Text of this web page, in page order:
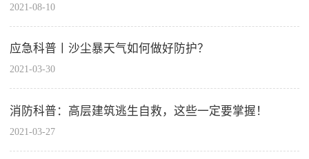
2021-08-10
应急科普丨沙尘暴天气如何做好防护？
2021-03-30
消防科普：高层建筑逃生自救，这些一定要掌握！
2021-03-27